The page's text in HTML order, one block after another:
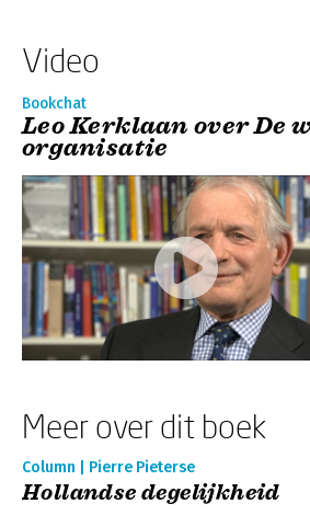
Video
Bookchat
Leo Kerklaan over De
organisatie
Meer over dit boek
Column | Pierre Pieterse
Hollandse degelijkheid